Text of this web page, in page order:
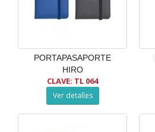
PORTAPASAPORTE
HIRO
CLAVE: TL 064
Ver detalles